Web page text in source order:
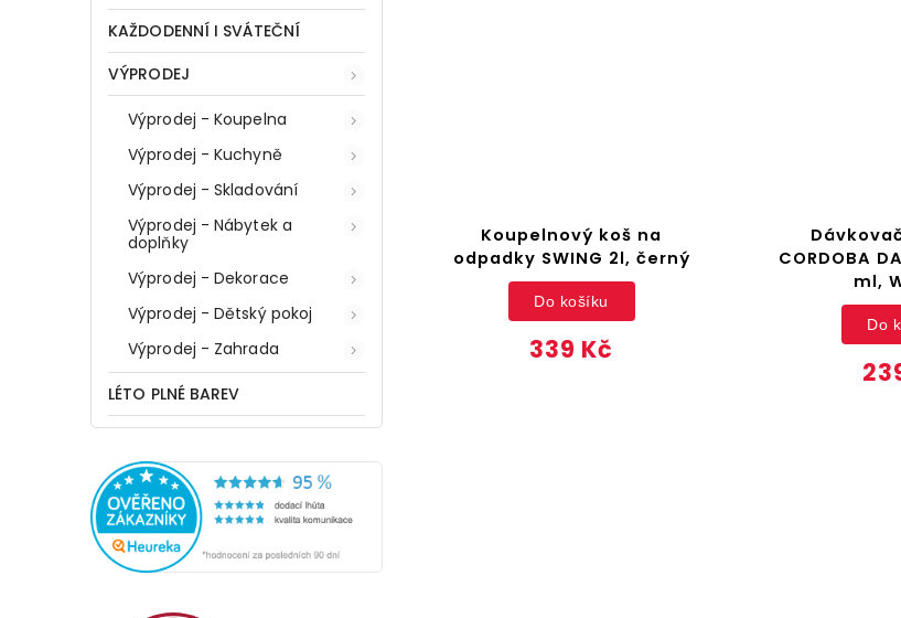
KAŽDODENNÍ I SVÁTEČNÍ
VÝPRODEJ
Výprodej - Koupelna
Výprodej - Kuchyně
Výprodej - Skladování
Výprodej - Nábytek a
doplňky
Výprodej - Dekorace
Výprodej - Dětský pokoj
Výprodej - Zahrada
LÉTO PLNÉ BAREV
Koupelnový koš na
odpadky SWING 2l, černý
339 Kč
Do košíku
CORDOBA
ml,
Do